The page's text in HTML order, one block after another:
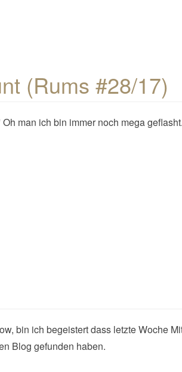
(Rums #28/17)
man ich bin immer noch mega
bin ich begeistert dass letzte Woche
Blog gefunden haben.